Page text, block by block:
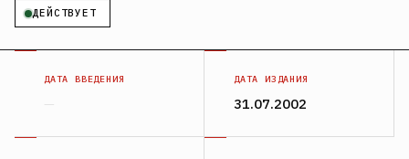
ДЕЙСТВУЕТ
ДАТА ВВЕДЕНИЯ
—
ДАТА ИЗДАНИЯ
31.07.2002